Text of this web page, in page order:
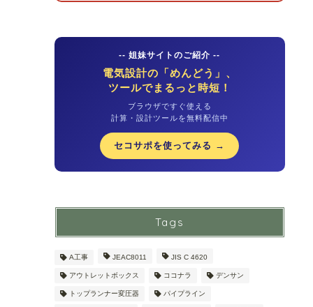
-- 姐妹サイトのご紹介 --
電気設計の「めんどう」、
ツールでまるっと時短！
ブラウザですぐ使える
計算・設計ツールを無料配信中
セコサポを使ってみる →
Tags
A工事 JEAC8011 JIS C 4620
アウトレットボックス ココナラ デンサン
トップランナー変圧器 パイプライン